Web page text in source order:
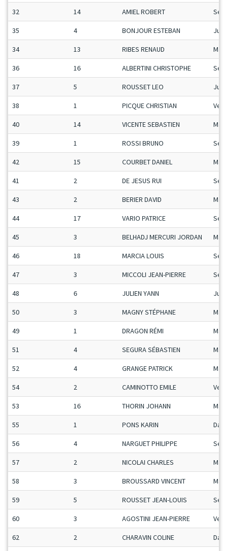
32 14 AMIEL ROBERT
35 4 BONJOUR ESTEBAN Ju-G
34 13 RIBES RENAUD
36 16 ALBERTINI CHRISTOPHE
37 5 ROUSSET LEO Ju-G
38 1 PICQUE CHRISTIAN Vet
40 14 VICENTE SEBASTIEN
39 1 ROSSI BRUNO
42 15 COURBET DANIEL
41 2 DE JESUS RUI
43 2 BERIER DAVID
44 17 VARIO PATRICE
45 3 BELHADJ MERCURI JORDAN
46 18 MARCIA LOUIS
47 3 MICCOLI JEAN-PIERRE
48 6 JULIEN YANN Ju-G
50 3 MAGNY STÉPHANE
49 1 DRAGON RÉMI
51 4 SEGURA SÉBASTIEN
52 4 GRANGE PATRICK
54 2 CAMINOTTO EMILE Vet
53 16 THORIN JOHANN
55 1 PONS KARIN
56 4 NARGUET PHILIPPE
57 2 NICOLAI CHARLES
58 3 BROUSSARD VINCENT
59 5 ROUSSET JEAN-LOUIS
60 3 AGOSTINI JEAN-PIERRE Vet
62 2 CHARAVIN COLINE